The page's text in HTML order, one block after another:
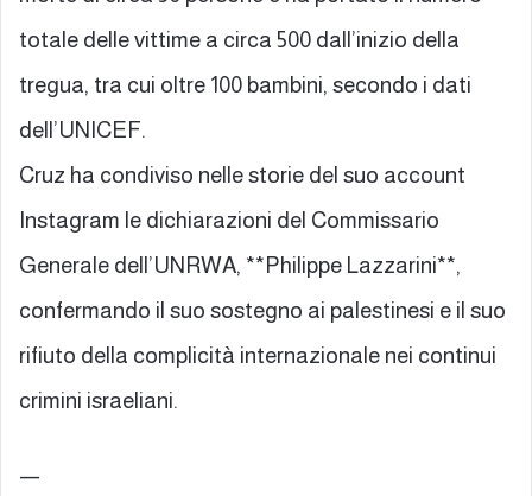
totale delle vittime a circa 500 dall’inizio della
tregua, tra cui oltre 100 bambini, secondo i dati
dell’UNICEF.
Cruz ha condiviso nelle storie del suo account
Instagram le dichiarazioni del Commissario
Generale dell’UNRWA, **Philippe Lazzarini**,
confermando il suo sostegno ai palestinesi e il suo
rifiuto della complicità internazionale nei continui
crimini israeliani.
—